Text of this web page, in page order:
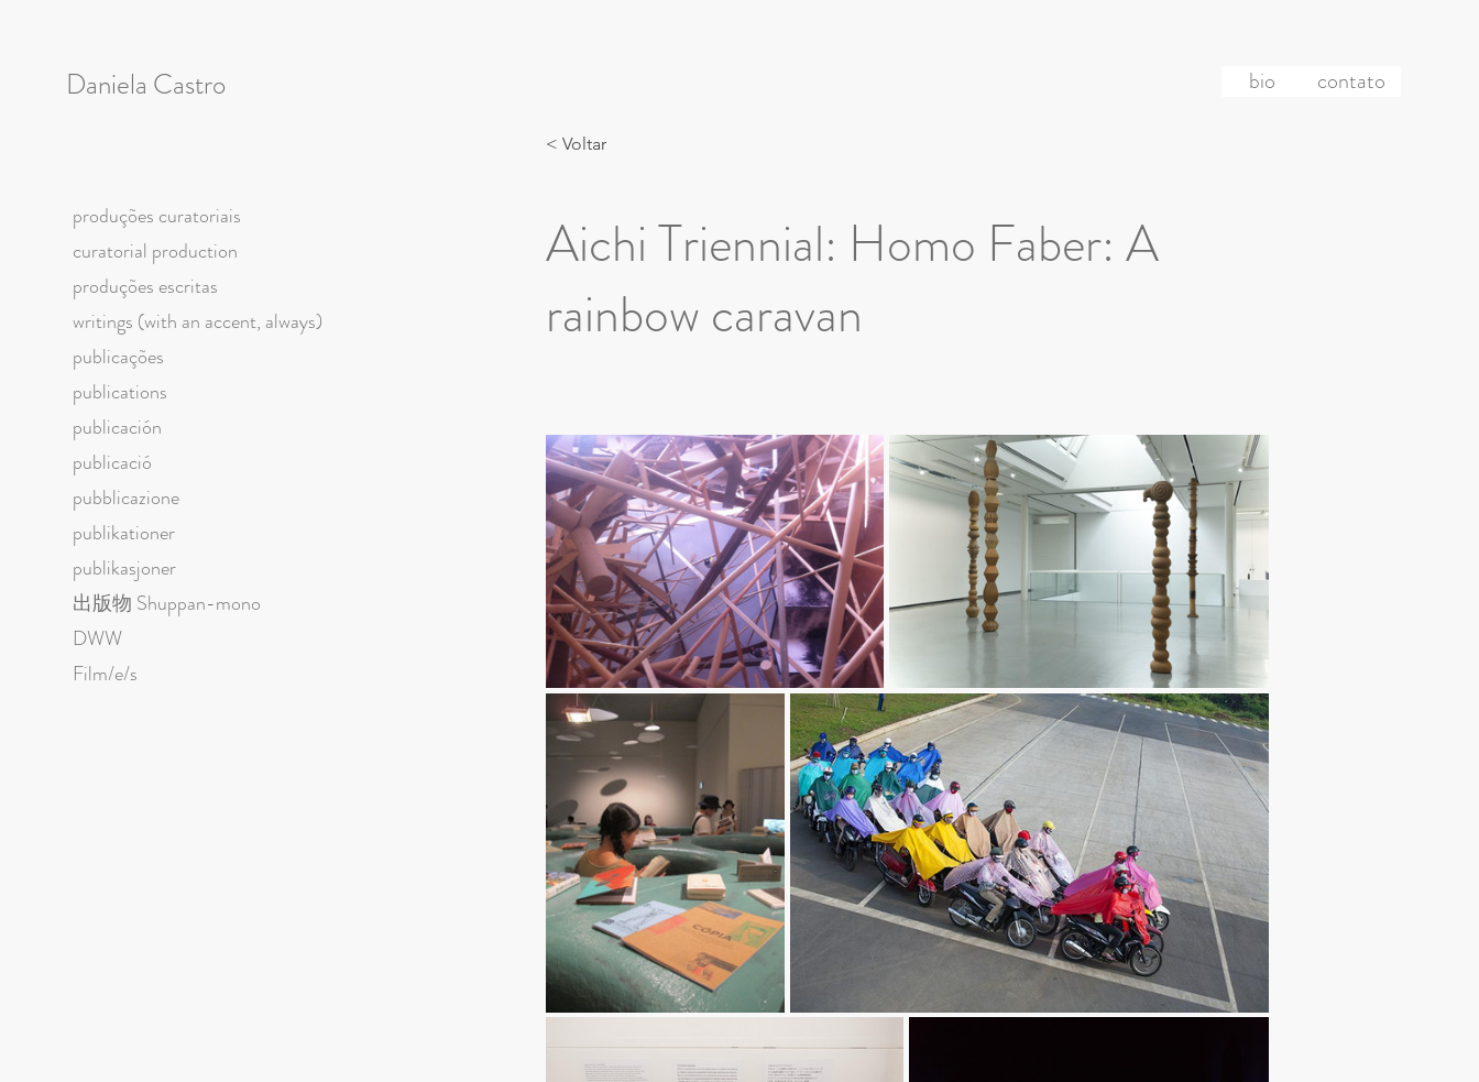
produções curatoriais
curatorial production
produções escritas
writings (with an accent, always)
publicações
publications
publicación
publicació
pubblicazione
publikationer
publikasjoner
出版物 Shuppan-mono
DWW
Film/e/s
Daniela Castro bio contato
< Voltar
Aichi Triennial: Homo Faber: A
rainbow caravan